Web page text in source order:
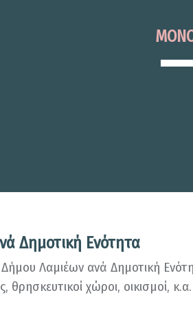
Δημοτική Ενότητα
Λαμιέων ανά Δημοτική
θρησκευτικοί χώροι, οικισμοί, κ.α.